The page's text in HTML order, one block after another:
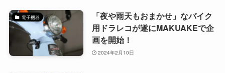
電子機器
「夜や雨天もおまかせ」なバイク
用ドラレコが遂にMAKUAKEで企
画を開始！
2024年2月10日